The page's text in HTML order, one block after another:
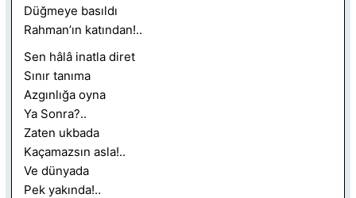
Düğmeye basıldı
Rahman’ın katından!..
Sen hâlâ inatla diret
Sınır tanıma
Azgınlığa oyna
Ya Sonra?..
Zaten ukbada
Kaçamazsın asla!..
Ve dünyada
Pek yakında!..